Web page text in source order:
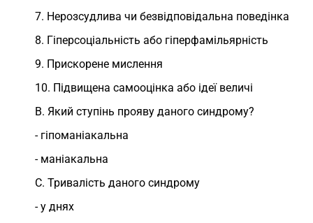
7. Нерозсудлива чи безвідповідальна поведінка
8. Гіперсоціальність або гіперфамільярність
9. Прискорене мислення
10. Підвищена самооцінка або ідеї величі
В. Який ступінь прояву даного синдрому?
- гіпоманіакальна
- маніакальна
С. Тривалість даного синдрому
- у днях